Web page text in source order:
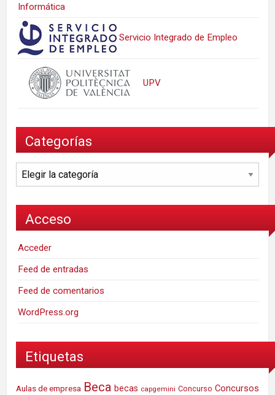
Informática
Servicio Integrado de Empleo
UPV
Categorías
Categorías
Acceso
Acceder
Feed de entradas
Feed de comentarios
WordPress.org
Etiquetas
Aulas de empresa Beca becas capgemini Concurso Concursos